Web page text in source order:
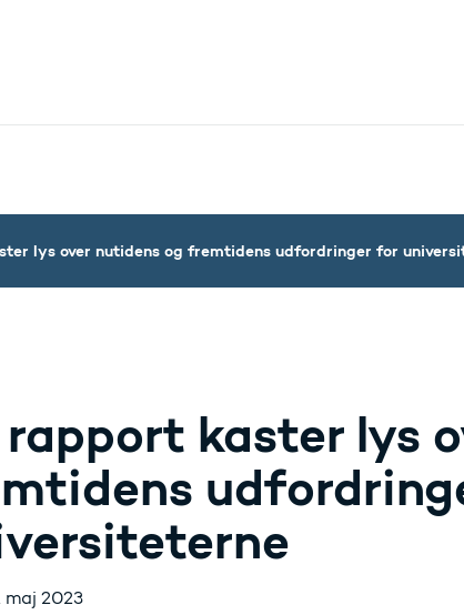
links- Flere links
lys over nutidens og fremtidens udfordringer for
rapport kaster lys
maj 2023